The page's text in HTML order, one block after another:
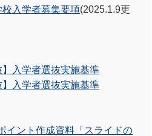
入学者募集要項(2025.1.9更
入学者選抜実施基準
入学者選抜実施基準
イント作成資料「スライドの